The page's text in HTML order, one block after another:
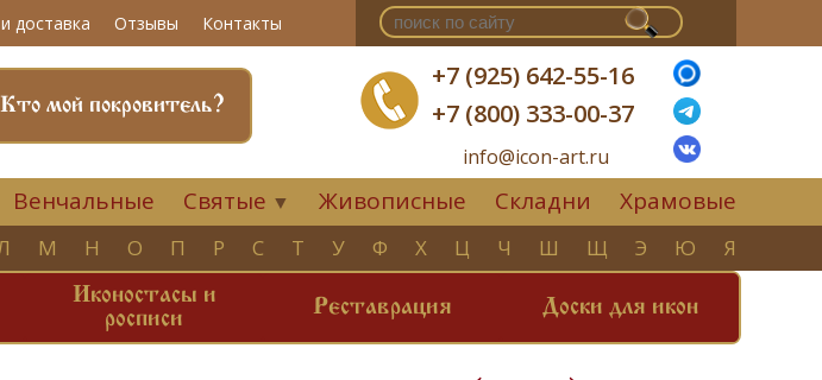
доставка Отзывы Контакты
+7 (925) 642-55-16
+7 (800) 333-00-37
info@icon-art.ru
Кто мой покровитель?
Венчальные Святые ▼ Живописные Складни Храмовые
М Н О П Р С Т У Ф Х Ц Ч Ш Щ Э Ю Я
Иконостасы и
росписи
Реставрация Доски для икон